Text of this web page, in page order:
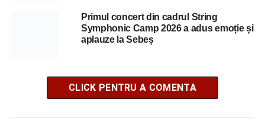
Primul concert din cadrul String
Symphonic Camp 2026 a adus emoție și
aplauze la Sebeș
CLICK PENTRU A COMENTA